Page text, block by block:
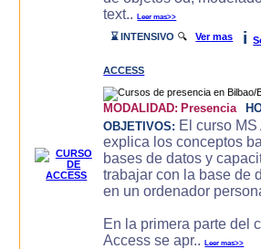
text..Leer mas>>
⌛ INTENSIVO 🔍Ver mas i
ACCESS
MODALIDAD: Presencia
OBJETIVOS: El curso
explica los conceptos
bases de datos y
trabajar con la base de
en un ordenador
En la primera parte del
Access se apr..Leer mas>>